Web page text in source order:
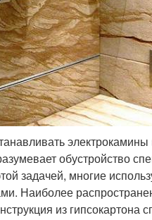
электрокамины
обустройство
задачей, многие
Наиболее
из гипсокартона